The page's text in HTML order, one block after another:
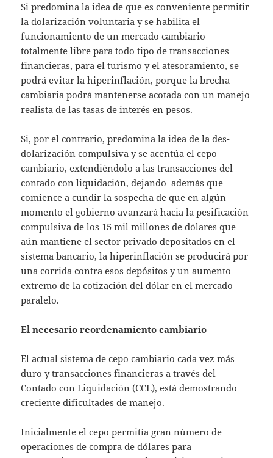
Si predomina la idea de que es conveniente permitir
la dolarización voluntaria y se habilita el
funcionamiento de un mercado cambiario
totalmente libre para todo tipo de transacciones
financieras, para el turismo y el atesoramiento, se
podrá evitar la hiperinflación, porque la brecha
cambiaria podrá mantenerse acotada con un manejo
realista de las tasas de interés en pesos.
Si, por el contrario, predomina la idea de la des-
dolarización compulsiva y se acentúa el cepo
cambiario, extendiéndolo a las transacciones del
contado con liquidación, dejando además que
comience a cundir la sospecha de que en algún
momento el gobierno avanzará hacia la pesificación
compulsiva de los 15 mil millones de dólares que
aún mantiene el sector privado depositados en el
sistema bancario, la hiperinflación se producirá por
una corrida contra esos depósitos y un aumento
extremo de la cotización del dólar en el mercado
paralelo.
El necesario reordenamiento cambiario
El actual sistema de cepo cambiario cada vez más
duro y transacciones financieras a través del
Contado con Liquidación (CCL), está demostrando
creciente dificultades de manejo.
Inicialmente el cepo permitía gran número de
operaciones de compra de dólares para